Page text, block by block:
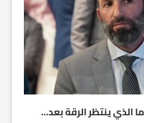
الذي ينتظر الرقة بعد...